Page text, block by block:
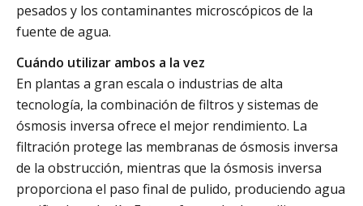
pesados y los contaminantes microscópicos de la
fuente de agua.
Cuándo utilizar ambos a la vez
En plantas a gran escala o industrias de alta
tecnología, la combinación de filtros y sistemas de
ósmosis inversa ofrece el mejor rendimiento. La
filtración protege las membranas de ósmosis inversa
de la obstrucción, mientras que la ósmosis inversa
proporciona el paso final de pulido, produciendo agua